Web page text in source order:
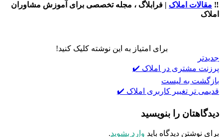
‼️ مقالات املاک | فرابلاگ ، مجله تخصصی برای آموزش مشاوران
املاک
برای امتیاز به این نوشته کلیک کنید!
جدیدتر
پرزنت مشتری در املاک ✔️
بازگشت به لیست
قدیمی تر تغییر کاربری املاک ✔️
دیدگاهتان را بنویسید
برای نوشتن دیدگاه باید وارد بشوید.